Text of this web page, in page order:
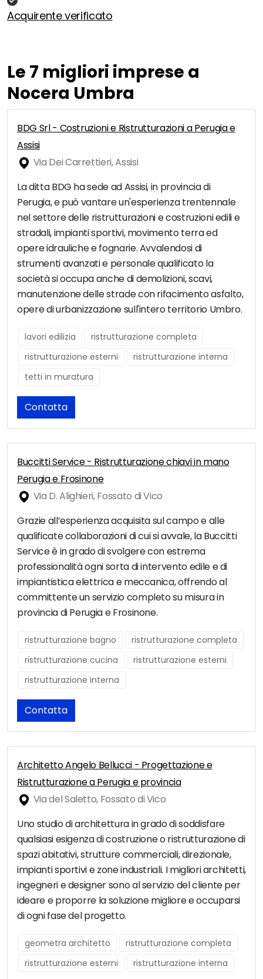
Acquirente verificato
Le 7 migliori imprese a
Nocera Umbra
BDG Srl - Costruzioni e Ristrutturazioni a Perugia e
Assisi
Via Dei Carrettieri, Assisi
La ditta BDG ha sede ad Assisi, in provincia di
Perugia, e può vantare un'esperienza trentennale
nel settore delle ristrutturazioni e costruzioni edili e
stradali, impianti sportivi, movimento terra ed
opere idrauliche e fognarie. Avvalendosi di
strumenti avanzati e personale qualificato la
società si occupa anche di demolizioni, scavi,
manutenzione delle strade con rifacimento asfalto,
opere di urbanizzazione sull'intero territorio Umbro.
lavori edilizia
ristrutturazione completa
ristrutturazione esterni
ristrutturazione interna
tetti in muratura
Contatta
Buccitti Service - Ristrutturazione chiavi in mano
Perugia e Frosinone
Via D. Alighieri, Fossato di Vico
Grazie all’esperienza acquisita sul campo e alle
qualificate collaborazioni di cui si avvale, la Buccitti
Service è in grado di svolgere con estrema
professionalità ogni sorta di intervento edile e di
impiantistica elettrica e meccanica, offrendo al
committente un servizio completo su misura in
provincia di Perugia e Frosinone.
ristrutturazione bagno
ristrutturazione completa
ristrutturazione cucina
ristrutturazione esterni
ristrutturazione interna
Contatta
Architetto Angelo Bellucci - Progettazione e
Ristrutturazione a Perugia e provincia
Via del Saletto, Fossato di Vico
Uno studio di architettura in grado di soddisfare
qualsiasi esigenza di costruzione o ristrutturazione di
spazi abitativi, strutture commerciali, direzionale,
impianti sportivi e zone industriali. I migliori architetti,
ingegneri e designer sono al servizio del cliente per
ideare e proporre la soluzione migliore e occuparsi
di ogni fase del progetto.
geometra architetto
ristrutturazione completa
ristrutturazione esterni
ristrutturazione interna